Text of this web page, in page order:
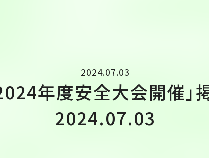
2024.07.03
年度安全大会開催」
2024.07.03